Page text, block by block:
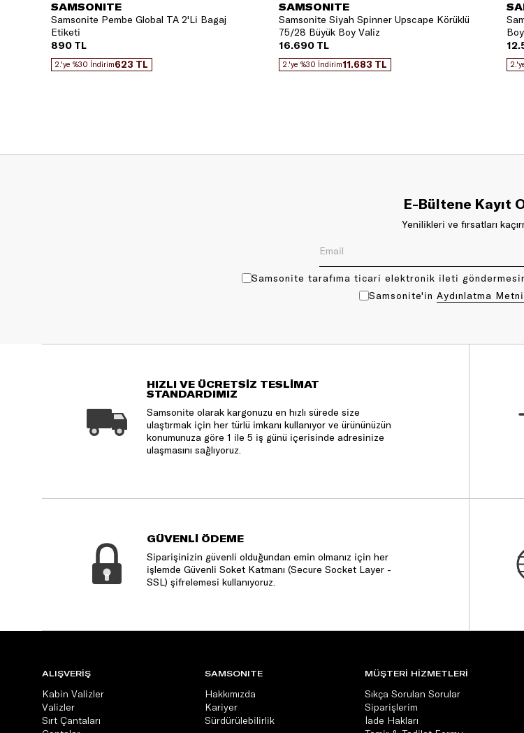
SAMSONITE
Samsonite Pembe Global TA 2'Li Bagaj
Etiketi
890 TL
2.'ye %30 İndirim623 TL
SAMSONITE
Samsonite Siyah Spinner Upscape Körüklü
75/28 Büyük Boy Valiz
16.690 TL
2.'ye %30 İndirim11.683 TL
E-Bültene Kayıt
Yenilikleri ve fırsatları
Samsonite tarafıma ticari elektronik ileti
Samsonite'in Aydınlatma
HIZLI VE ÜCRETSİZ TESLİMAT
STANDARDIMIZ
Samsonite olarak kargonuzu en hızlı sürede size
ulaştırmak için her türlü imkanı kullanıyor ve ürününüzün
konumunuza göre 1 ile 5 iş günü içerisinde adresinize
ulaşmasını sağlıyoruz.
GÜVENLİ ÖDEME
Siparişinizin güvenli olduğundan emin olmanız için her
işlemde Güvenli Soket Katmanı (Secure Socket Layer -
SSL) şifrelemesi kullanıyoruz.
ALIŞVERİŞ
Kabin Valizler
Valizler
Sırt Çantaları
SAMSONITE
Hakkımızda
Kariyer
Sürdürülebilirlik
MÜŞTERİ HİZMETLERİ
Sıkça Sorulan Sorular
Siparişlerim
İade Hakları